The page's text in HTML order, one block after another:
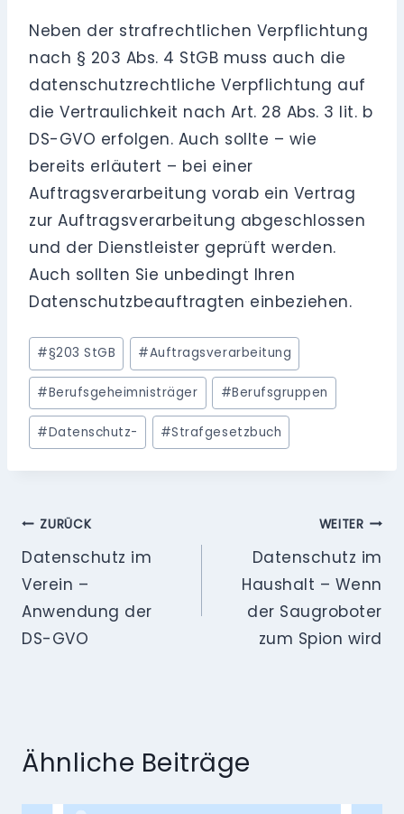
Neben der strafrechtlichen Verpflichtung
nach § 203 Abs. 4 StGB muss auch die
datenschutzrechtliche Verpflichtung auf
die Vertraulichkeit nach Art. 28 Abs. 3 lit. b
DS-GVO erfolgen. Auch sollte – wie
bereits erläutert – bei einer
Auftragsverarbeitung vorab ein Vertrag
zur Auftragsverarbeitung abgeschlossen
und der Dienstleister geprüft werden.
Auch sollten Sie unbedingt Ihren
Datenschutzbeauftragten einbeziehen.
Schlagworte:
#§203 StGB #Auftragsverarbeitung
#Berufsgeheimnisträger #Berufsgruppen
#Datenschutz- #Strafgesetzbuch
Beitragsnavigation
ZURÜCK
Datenschutz im
Verein –
Anwendung der
DS-GVO
WEITER
Datenschutz im
Haushalt – Wenn
der Saugroboter
zum Spion wird
Ähnliche Beiträge